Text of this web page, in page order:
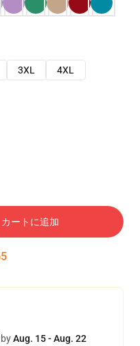
3XL
4XL
カートに追加
Aug. 15 - Aug. 22